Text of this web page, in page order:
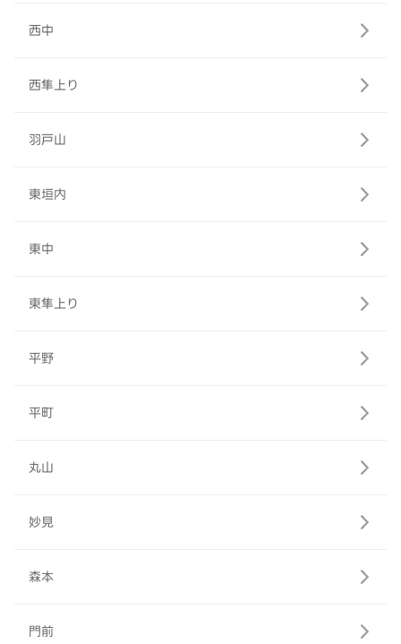
西中
西隼上り
羽戸山
東垣内
東中
東隼上り
平野
平町
丸山
妙見
森本
門前